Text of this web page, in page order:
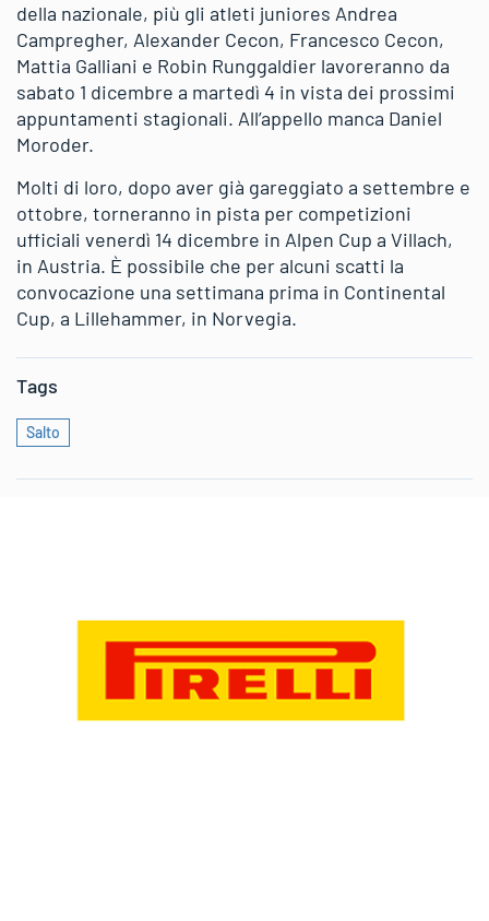
della nazionale, più gli atleti juniores Andrea
Campregher, Alexander Cecon, Francesco Cecon,
Mattia Galliani e Robin Runggaldier lavoreranno da
sabato 1 dicembre a martedì 4 in vista dei prossimi
appuntamenti stagionali. All’appello manca Daniel
Moroder.
Molti di loro, dopo aver già gareggiato a settembre e
ottobre, torneranno in pista per competizioni
ufficiali venerdì 14 dicembre in Alpen Cup a Villach,
in Austria. È possibile che per alcuni scatti la
convocazione una settimana prima in Continental
Cup, a Lillehammer, in Norvegia.
Tags
Salto